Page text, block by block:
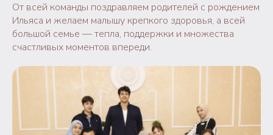
От всей команды поздравляем родителей с рождением
Ильяса и желаем малышу крепкого здоровья, а всей
большой семье — тепла, поддержки и множества
счастливых моментов впереди.